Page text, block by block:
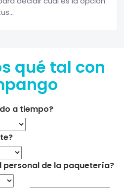
qué tal con
a tiempo?
personal de la paquetería?